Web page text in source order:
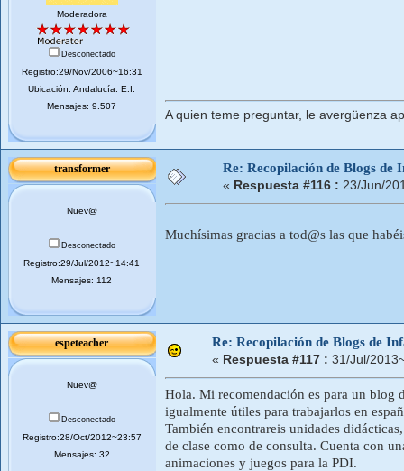
Moderadora
Desconectado
Registro:29/Nov/2006~16:31
Ubicación: Andalucí­a. E.I.
Mensajes: 9.507
A quien teme preguntar, le avergüenza
transformer
Nuev@
Desconectado
Registro:29/Jul/2012~14:41
Mensajes: 112
Re: Recopilación de Blogs de
« Respuesta #116 : 23/Jun/
Muchísimas gracias a tod@s las que
espeteacher
Nuev@
Desconectado
Registro:28/Oct/2012~23:57
Mensajes: 32
Re: Recopilación de Blogs de
« Respuesta #117 : 31/Jul/
Hola. Mi recomendación es para un blog
igualmente útiles para trabajarlos en
También encontrareis unidades
de clase como de consulta. Cuenta con
animaciones y juegos para la PDI.